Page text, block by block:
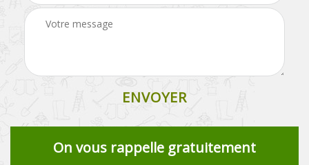
On vous rappelle gratuitement